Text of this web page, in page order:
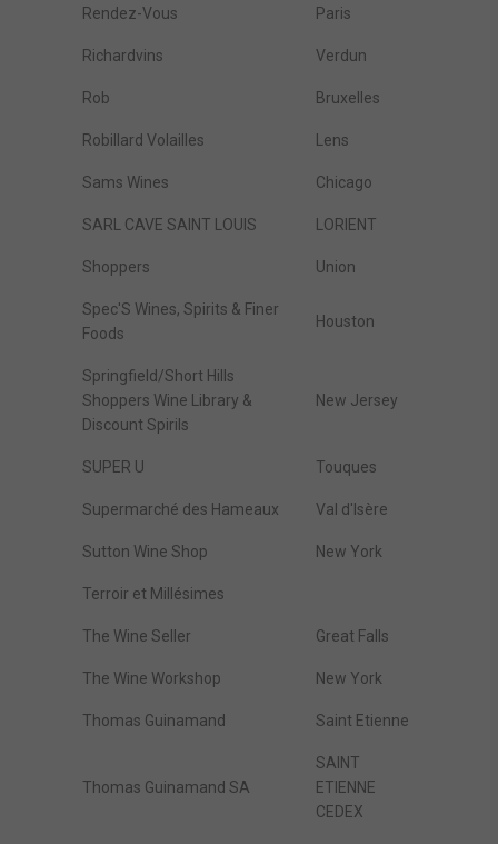
Rendez-Vous Paris
Richardvins Verdun
Rob Bruxelles
Robillard Volailles Lens
Sams Wines Chicago
SARL CAVE SAINT LOUIS LORIENT
Shoppers Union
Spec'S Wines, Spirits & Finer
Foods
Houston
Springfield/Short Hills
Shoppers Wine Library &
Discount Spirils
New Jersey
SUPER U Touques
Supermarché des Hameaux Val d'Isère
Sutton Wine Shop New York
Terroir et Millésimes
The Wine Seller Great Falls
The Wine Workshop New York
Thomas Guinamand Saint Etienne
Thomas Guinamand SA
SAINT
ETIENNE
CEDEX